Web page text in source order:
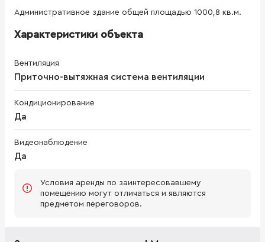
Административное здание общей площадью 1000,8 кв.м.
Характеристики объекта
Вентиляция
Приточно-вытяжная система вентиляции
Кондиционирование
Да
Видеонаблюдение
Да
Условия аренды по заинтересовавшему
помещению могут отличаться и являются
предметом переговоров.